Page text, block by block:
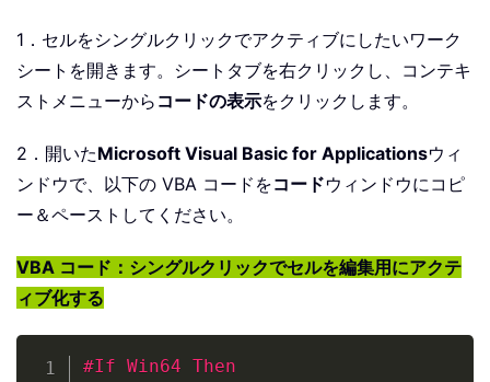
1．セルをシングルクリックでアクティブにしたいワーク
シートを開きます。シートタブを右クリックし、コンテキ
ストメニューから コードの表示をクリックします。
2．開いたMicrosoft Visual Basic for Applicationsウィ
ンドウで、以下の VBA コードをコードウィンドウにコピ
ー＆ペーストしてください。
VBA コード：シングルクリックでセルを編集用にアクテ
ィブ化する
#If Win64 Then